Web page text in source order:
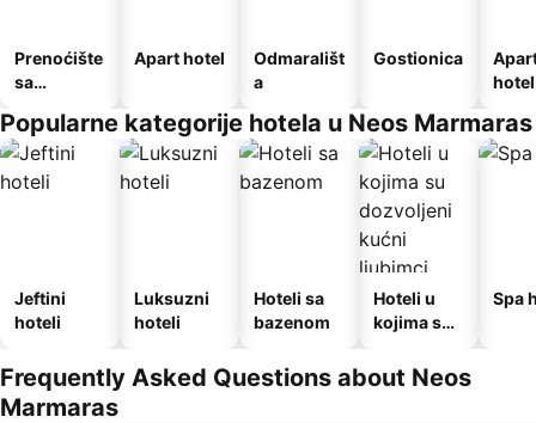
Prenoćište
sa
Apart hotel
Odmarališt
a
Gostionica
hotel
Popularne kategorije hotela u Neos Marmaras
Jeftini
hoteli
Luksuzni
hoteli
Hoteli sa
bazenom
Hoteli u
kojima su
kućni
ljubimci
Spa
Frequently Asked Questions about Neos
Marmaras